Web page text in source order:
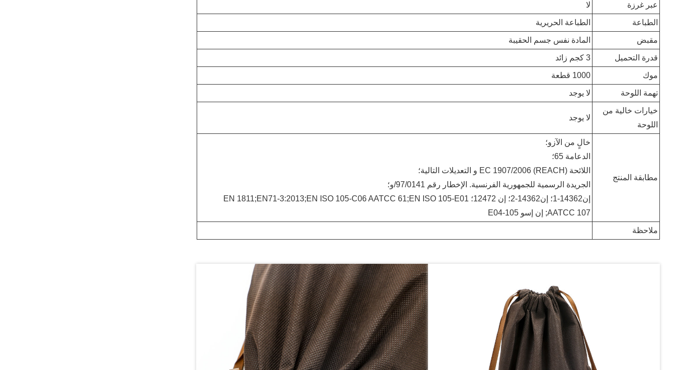
عبر غرزة لا
الطباعة الطباعة الحريرية
مقبض المادة نفس جسم الحقيبة
قدرة التحميل 3 كجم زائد
موك 1000 قطعة
تهمة اللوحة لا يوجد
خيارات خالية من
اللوحة
لا يوجد
مطابقة المنتج
خالٍ من الآزو؛
الدعامة 65؛
اللائحة EC 1907/2006 (REACH) و التعديلات التالية؛
الجريدة الرسمية للجمهورية الفرنسية. الإخطار رقم 97/0141/و؛
إن14362-1؛ إن14362-2؛ إن 12472؛ EN 1811;EN71-3:2013;EN ISO 105-C06 AATCC 61;EN ISO 105-E01
AATCC 107; إن إسو 105-E04
ملاحظة